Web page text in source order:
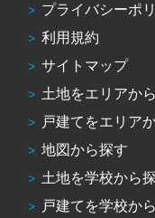
プライバシーポ
利用規約
サイトマップ
土地をエリアか
戸建てをエリア
地図から探す
土地を学校から
戸建てを学校か